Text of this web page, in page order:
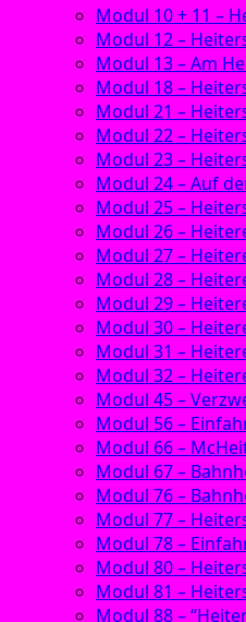
Modul 10 + 11 –
Modul 12 –
Modul 13 – Am
Modul 18 –
Modul 21 –
Modul 22 –
Modul 23 –
Modul 24 – Auf
Modul 25 –
Modul 26 –
Modul 27 –
Modul 28 –
Modul 29 –
Modul 30 –
Modul 31 –
Modul 32 –
Modul 45 –
Modul 56 –
Modul 66 –
Modul 67 –
Modul 76 –
Modul 77 –
Modul 78 –
Modul 80 –
Modul 81 –
Modul 88 –